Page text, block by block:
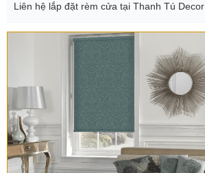
Liên hệ lắp đặt rèm cửa tại Thanh Tú Decor